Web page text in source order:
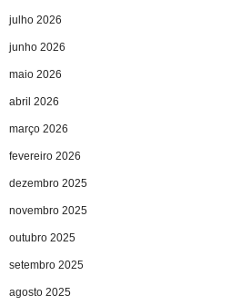
julho 2026
junho 2026
maio 2026
abril 2026
março 2026
fevereiro 2026
dezembro 2025
novembro 2025
outubro 2025
setembro 2025
agosto 2025